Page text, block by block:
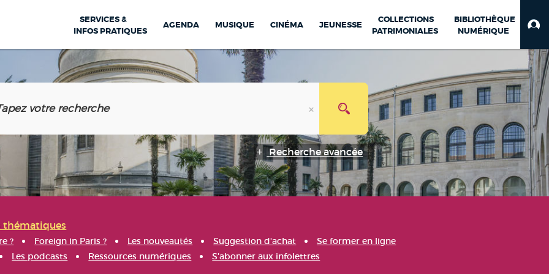
SERVICES &
INFOS PRATIQUES
AGENDA MUSIQUE CINÉMA JEUNESSE
COLLECTIONS
PATRIMONIALES
BIBLIOTHÈQUE
NUMÉRIQUE
Recherche avancée
thématiques
? Foreign in Paris ? Les nouveautés Suggestion d'achat
Se former en ligne
Les podcasts Ressources numériques S'abonner aux infolettres